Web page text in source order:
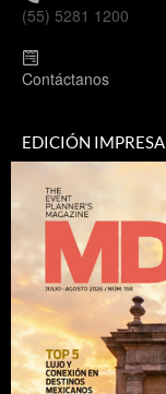
(55) 5281 1200
Contáctanos
EDICIÓN IMPRESA